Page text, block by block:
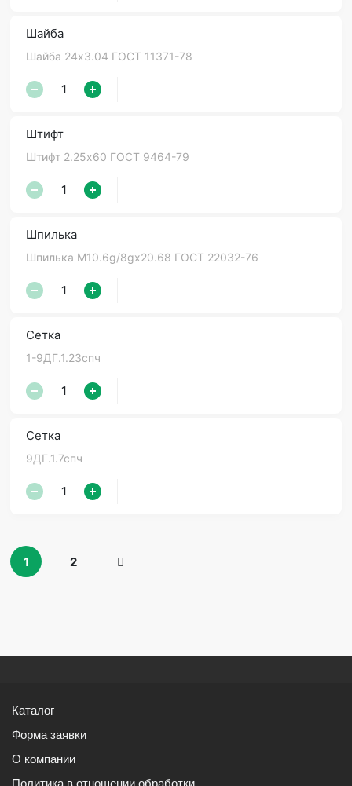
Шайба
Шайба 24х3.04 ГОСТ 11371-78
Штифт
Штифт 2.25х60 ГОСТ 9464-79
Шпилька
Шпилька М10.6g/8gх20.68 ГОСТ 22032-76
Сетка
1-9ДГ.1.23спч
Сетка
9ДГ.1.7спч
1 2
Каталог
Форма заявки
О компании
Политика в отношении обработки